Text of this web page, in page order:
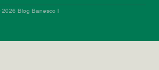
2026 Blog Banesco |